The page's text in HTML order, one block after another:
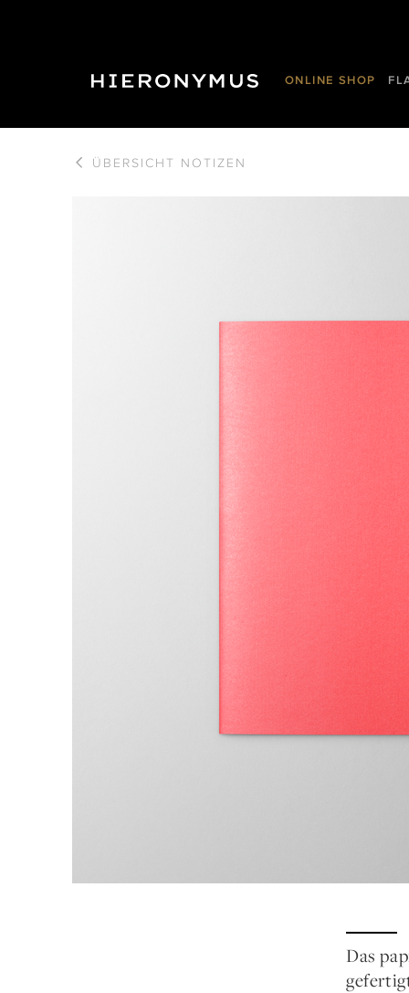
ONLINE SHOP
ÜBERSICHT NOTIZEN
Das